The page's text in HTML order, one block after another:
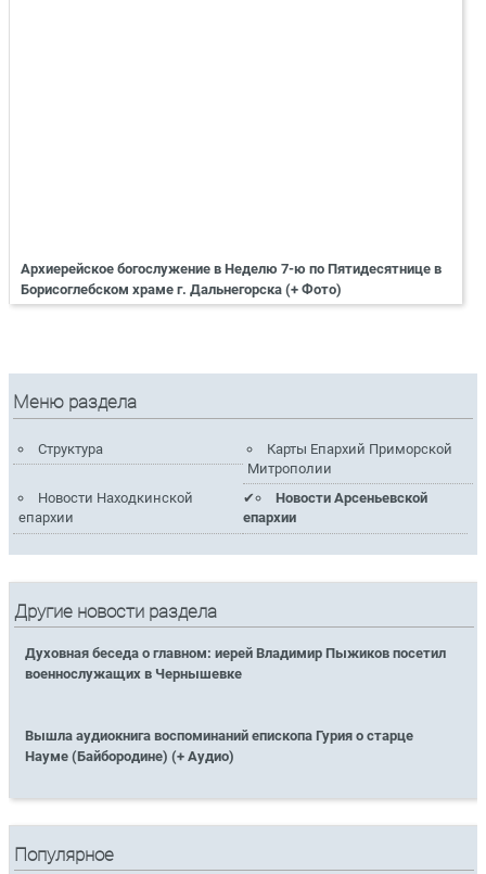
Архиерейское богослужение в Неделю 7-ю по Пятидесятнице в
Борисоглебском храме г. Дальнегорска (+ Фото)
Меню раздела
Структура
Карты Епархий Приморской
Митрополии
Новости Находкинской
епархии
Новости Арсеньевской
епархии
Другие новости раздела
Духовная беседа о главном: иерей Владимир Пыжиков посетил
военнослужащих в Чернышевке
Вышла аудиокнига воспоминаний епископа Гурия о старце
Науме (Байбородине) (+ Аудио)
Популярное